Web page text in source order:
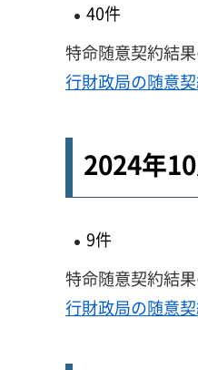
40件
特命随意契約結
行財政局の随意
2024年
9件
特命随意契約結
行財政局の随意